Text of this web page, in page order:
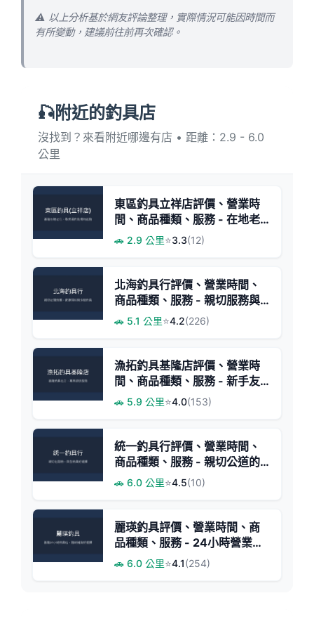
⚠️ 以上分析基於網友評論整理，實際情況可能因時間而
有所變動，建議前往前再次確認。
🎣附近的釣具店
沒找到？來看附近哪邊有店 • 距離：2.9 - 6.0
公里
東區釣具立祥店評價、營業時
間、商品種類、服務 - 在地老
🚗 2.9 公里⭐3.3(12)
北海釣具行評價、營業時間、
商品種類、服務 - 親切服務與
實惠餌料
🚗 5.1 公里⭐4.2(226)
漁拓釣具基隆店評價、營業時
間、商品種類、服務 - 新手友
善與專業諮詢
🚗 5.9 公里⭐4.0(153)
統一釣具行評價、營業時間、
商品種類、服務 - 親切公道的
基隆釣具店
🚗 6.0 公里⭐4.5(10)
麗瑛釣具評價、營業時間、商
品種類、服務 - 24小時營業釣
具店
🚗 6.0 公里⭐4.1(254)